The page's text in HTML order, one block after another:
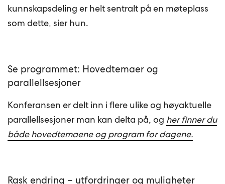
kunnskapsdeling er helt sentralt på en møteplass
som dette, sier hun.
Se programmet: Hovedtemaer og
parallellsesjoner
Konferansen er delt inn i flere ulike og høyaktuelle
parallellsesjoner man kan delta på, og her finner du
både hovedtemaene og program for dagene.
Rask endring – utfordringer og muligheter